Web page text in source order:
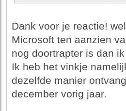
Dank voor je reactie!
Microsoft ten aanzien
nog doortrapter is dan
Ik heb het vinkje
dezelfde manier
december vorig jaar.